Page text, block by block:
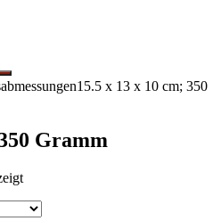
15.5 x 13 x 10 cm; 350
Gramm